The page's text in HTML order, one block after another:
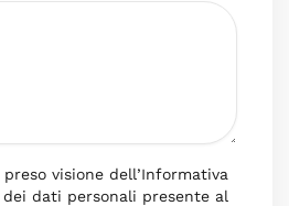
visione dell’Informativa
dati personali presente al